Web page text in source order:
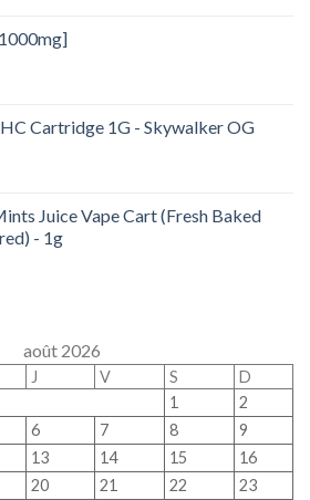
Cartridge 1G - Skywalker OG
Juice Vape Cart (Fresh Baked
- 1g
août 2026
J V S
D
1
2
6 7 8
9
13 14 15
16
20 21 22
23